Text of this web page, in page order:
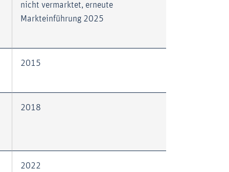
nicht vermarktet, erneute
Markteinführung 2025
2015
2018
2022